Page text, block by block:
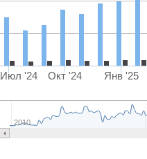
Июл '24 Окт '24 Янв '25
2010